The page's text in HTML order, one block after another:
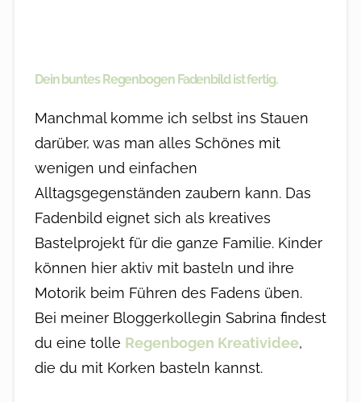
Dein buntes Regenbogen Fadenbild ist fertig.
Manchmal komme ich selbst ins Stauen
darüber, was man alles Schönes mit
wenigen und einfachen
Alltagsgegenständen zaubern kann. Das
Fadenbild eignet sich als kreatives
Bastelprojekt für die ganze Familie. Kinder
können hier aktiv mit basteln und ihre
Motorik beim Führen des Fadens üben.
Bei meiner Bloggerkollegin Sabrina findest
du eine tolle Regenbogen Kreatividee,
die du mit Korken basteln kannst.